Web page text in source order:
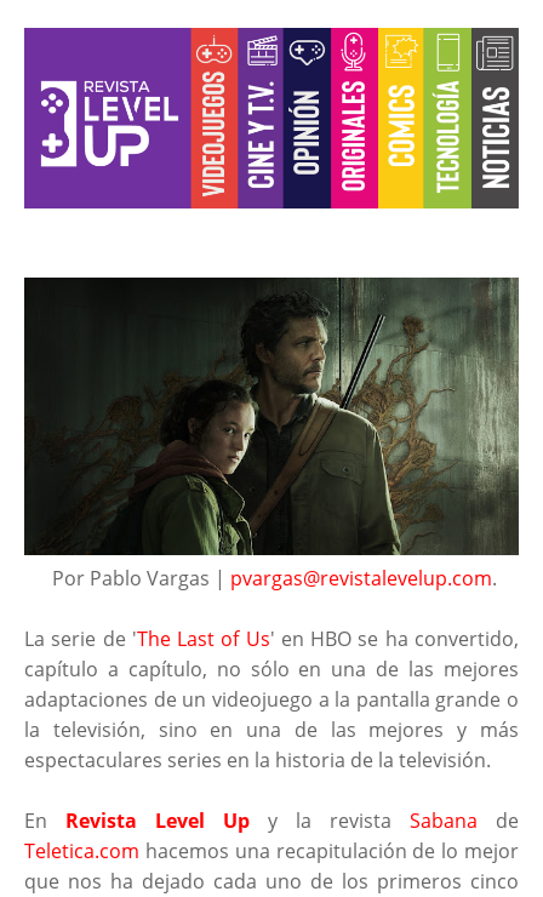
Por Pablo Vargas | pvargas@revistalevelup.com.
La serie de 'The Last of Us' en HBO se ha convertido,
capítulo a capítulo, no sólo en una de las mejores
adaptaciones de un videojuego a la pantalla grande o
la televisión, sino en una de las mejores y más
espectaculares series en la historia de la televisión.
En Revista Level Up y la revista Sabana de
Teletica.com hacemos una recapitulación de lo mejor
que nos ha dejado cada uno de los primeros cinco